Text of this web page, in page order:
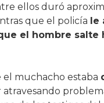
ellos duró
que el policía le
el hombre salte
el muchacho estaba
atravesando